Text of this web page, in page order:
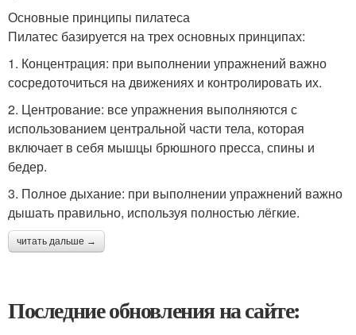
Основные принципы пилатеса
Пилатес базируется на трех основных принципах:
1. Концентрация: при выполнении упражнений важно
сосредоточиться на движениях и контролировать их.
2. Центрование: все упражнения выполняются с
использованием центральной части тела, которая
включает в себя мышцы брюшного пресса, спины и
бедер.
3. Полное дыхание: при выполнении упражнений важно
дышать правильно, используя полностью лёгкие.
читать дальше →
Последние обновления на сайте: